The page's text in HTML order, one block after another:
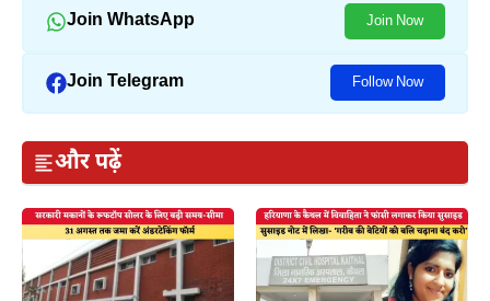
Join WhatsApp Join Now
Join Telegram Follow Now
और पढ़ें